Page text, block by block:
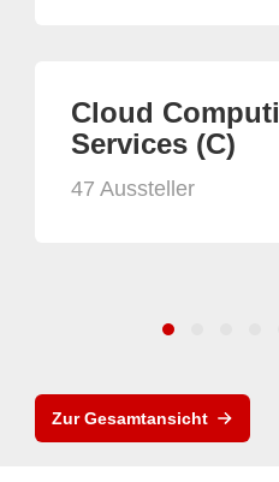
Cloud
Services (C)
47 Aussteller
Zur Gesamtansicht